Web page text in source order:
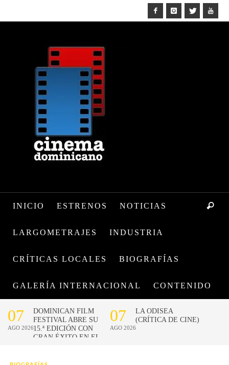
INICIO ESTRENOS NOTICIAS
LARGOMETRAJES INDUSTRIA
CRÍTICAS LOCALES BIOGRAFÍAS
GALERÍA INTERNACIONAL CONTENIDO